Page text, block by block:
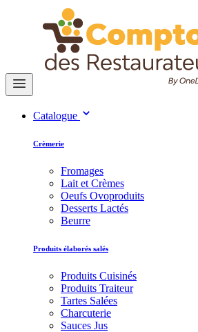
Catalogue
Crèmerie
Fromages
Lait et Crèmes
Oeufs Ovoproduits
Desserts Lactés
Beurre
Produits élaborés salés
Produits Cuisinés
Produits Traiteur
Tartes Salées
Charcuterie
Sauces Jus